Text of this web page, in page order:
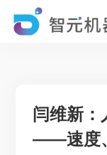
闫维新：
——速度